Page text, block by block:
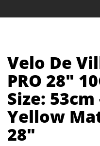
Velo De
PRO 28"
Size:
Yellow
28"